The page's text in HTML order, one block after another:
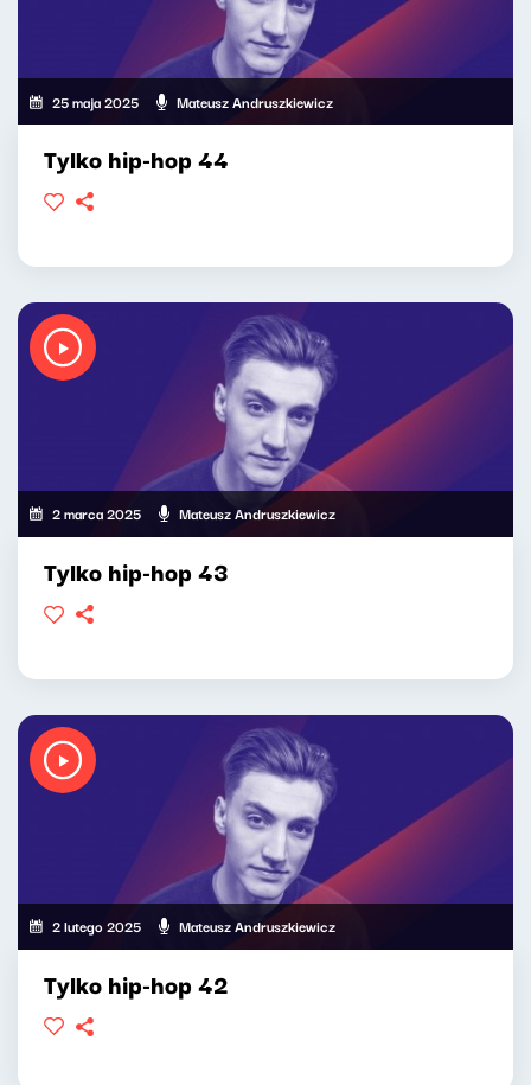
25 maja 2025 Mateusz Andruszkiewicz
Tylko hip-hop 44
2 marca 2025 Mateusz Andruszkiewicz
Tylko hip-hop 43
2 lutego 2025 Mateusz Andruszkiewicz
Tylko hip-hop 42